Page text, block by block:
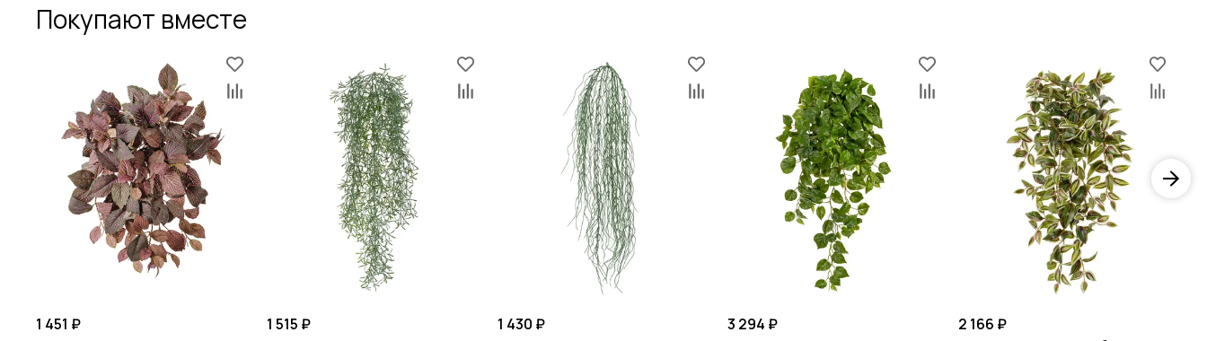
Покупают вместе
1 451 ₽ 1 515 ₽ 1 430 ₽ 3 294 ₽ 2 166 ₽